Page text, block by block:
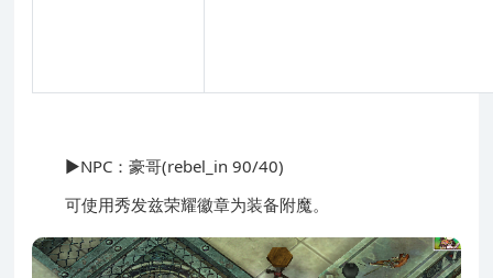
▶NPC：豪哥(rebel_in 90/40)
可使用秀发兹荣耀徽章为装备附魔。